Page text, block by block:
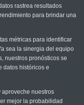
rastrea resultados
para brindar una
métricas para identificar
sea la sinergia del equipo
nuestros pronósticos se
datos históricos e
nuestros
mejor la probabilidad